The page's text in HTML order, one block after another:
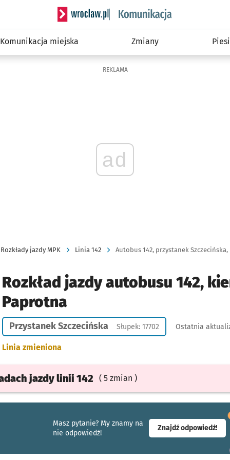
Serwis informacyjny wroclaw.pl podserwis:
Komunikacja miejska Zmiany Piesi
REKLAMA
ad
Rozkłady jazdy MPK Linia 142 Autobus 142, przystanek
Rozkład jazdy autobusu 142,
Paprotna
Przystanek Szczecińska Słupek: 17702 Ostatnia
Linia zmieniona
jazdylinii 142 ( 5 zmian )
Masz pytanie? My znamy na
nie odpowiedź!
Znajdź odpowiedź!-